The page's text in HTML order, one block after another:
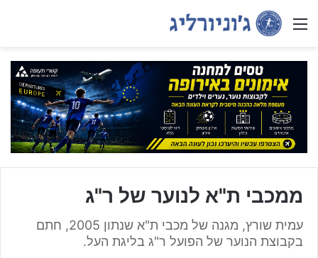
Menu
ממכבי ת"א לנוער של ר"ג
עמית שורץ, מגנה של מכבי ת"א שנתון 2005, חתם
בקבוצת הנוער של הפועל ר"ג בליגת העל.